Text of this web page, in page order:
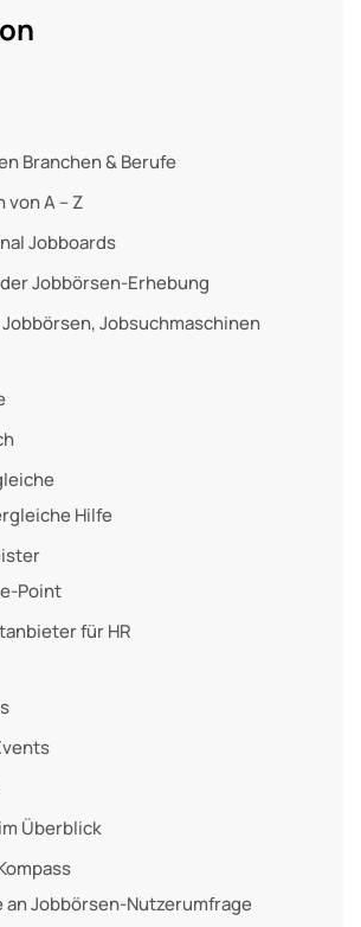
Branchen & Berufe
von A – Z
Jobboards
Jobbörsen-Erhebung
Jobsuchmaschinen
Hilfe
Point
für HR
Überblick
an Jobbörsen-Nutzerumfrage